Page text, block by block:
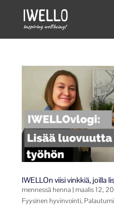
IWELLOn viisi vinkkiä, joilla
mennessä henna | maalis 12,
Fyysinen hyvinvointi,